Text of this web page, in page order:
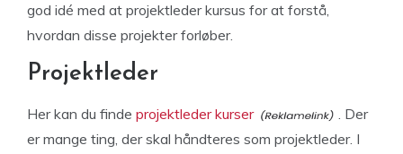
god idé med at projektleder kursus for at forstå,
hvordan disse projekter forløber.
Projektleder
Her kan du finde projektleder kurser
. Der
er mange ting, der skal håndteres som projektleder. I